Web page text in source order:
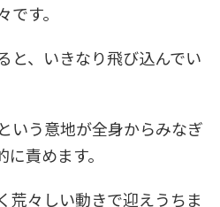
す。
と、いきなり飛び込んでい
いう意地が全身からみなぎ
責めます。
荒々しい動きで迎えうちま